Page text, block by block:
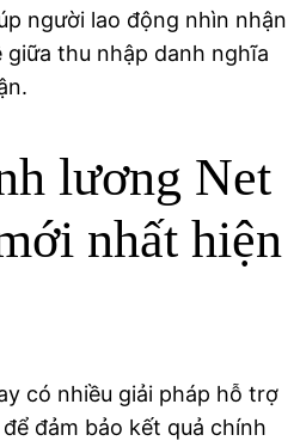
người lao động nhìn nhận
giữa thu nhập danh nghĩa
lương Net
nhất hiện
có nhiều giải pháp hỗ trợ
đảm bảo kết quả chính